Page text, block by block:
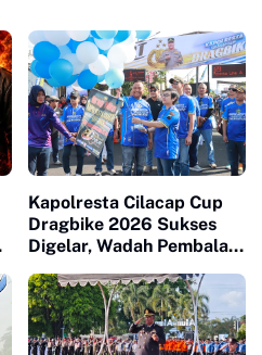
Kapolresta Cilacap Cup
Dragbike 2026 Sukses
Digelar, Wadah Pembalap
Balap Liar